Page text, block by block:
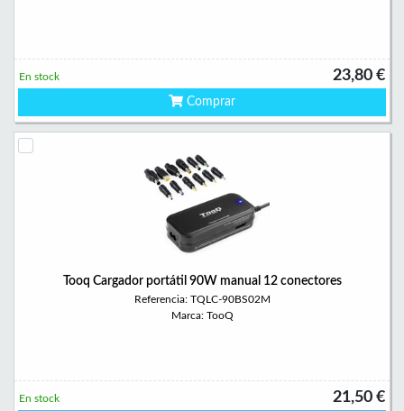
23,80 €
En stock
Comprar
Tooq Cargador portátil 90W manual 12 conectores
Referencia: TQLC-90BS02M
Marca: TooQ
21,50 €
En stock